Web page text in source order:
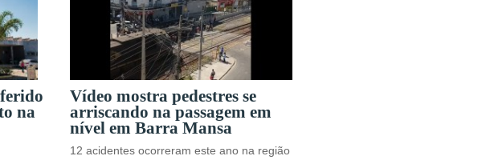
na
Vídeo mostra pedestres se
arriscando na passagem em
nível em Barra Mansa
12 acidentes ocorreram este ano na região